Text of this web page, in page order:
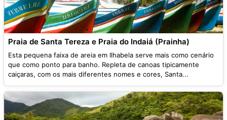
Praia de Santa Tereza e Praia do Indaiá (Prainha)
Esta pequena faixa de areia em Ilhabela serve mais como cenário
que como ponto para banho. Repleta de canoas tipicamente
caiçaras, com os mais diferentes nomes e cores, Santa...